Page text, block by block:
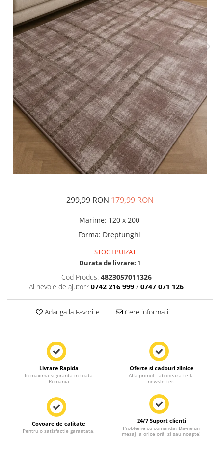
299,99 RON 179,99 RON
Marime: 120 x 200
Forma: Dreptunghi
STOC EPUIZAT
Durata de livrare: 1
Cod Produs: 4823057011326
Ai nevoie de ajutor? 0742 216 999 / 0747 071 126
Adauga la Favorite Cere informatii
Livrare Rapida
In maxima siguranta in toata
Romania
Oferte si cadouri zilnice
Afla primul - aboneaza-te la
newsletter.
Covoare de calitate
Pentru o satisfactie garantata.
24/7 Suport clienti
Probleme cu comanda? Da-ne un
mesaj la orice oră, zi sau noapte!